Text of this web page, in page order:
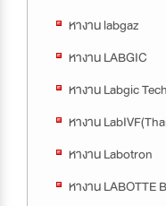
หางาน labgaz
หางาน LABGIC
หางาน Labgic
หางาน
หางาน Labotron
หางาน LABOTTE